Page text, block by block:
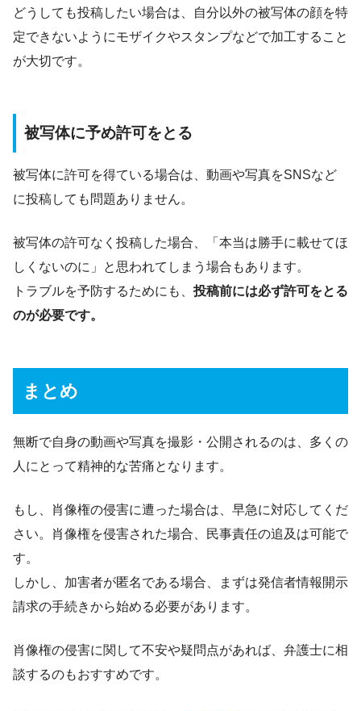
どうしても投稿したい場合は、自分以外の被写体の顔を特
定できないようにモザイクやスタンプなどで加工すること
が大切です。
被写体に予め許可をとる
被写体に許可を得ている場合は、動画や写真をSNSなど
に投稿しても問題ありません。
被写体の許可なく投稿した場合、「本当は勝手に載せてほ
しくないのに」と思われてしまう場合もあります。
トラブルを予防するためにも、 投稿前には必ず許可をとる
のが必要です。
まとめ
無断で自身の動画や写真を撮影・公開されるのは、多くの
人にとって精神的な苦痛となります。
もし、肖像権の侵害に遭った場合は、早急に対応してくだ
さい。肖像権を侵害された場合、民事責任の追及は可能で
す。
しかし、加害者が匿名である場合、まずは発信者情報開示
請求の手続きから始める必要があります。
肖像権の侵害に関して不安や疑問点があれば、弁護士に相
談するのもおすすめです。